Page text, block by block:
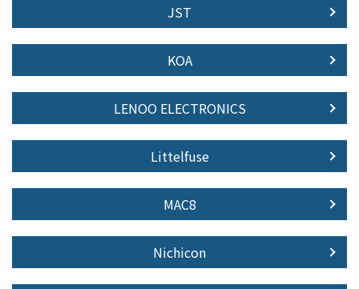
JST
KOA
LENOO ELECTRONICS
Littelfuse
MAC8
Nichicon